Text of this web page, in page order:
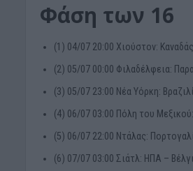
Φάση των 16
(1) 04/07 20:00 Χιούστον:
(2) 05/07 00:00 Φιλαδέλφεια:
(3) 05/07 23:00 Νέα Υόρκη:
(4) 06/07 03:00 Πόλη του
(5) 06/07 22:00 Ντάλας:
(6) 07/07 03:00 Σιάτλ: ΗΠΑ –